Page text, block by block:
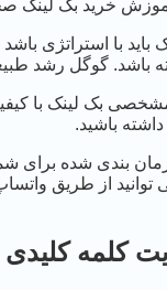
خرید بک لینک
با استراتژی
باشد. گوگل رشد
بک لینک با
باشید.
زمان بندی شده
کلمه کلیدی